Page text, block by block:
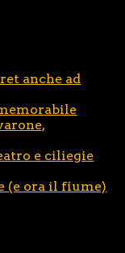
anche ad
e ciliegie
(e ora il fiume)